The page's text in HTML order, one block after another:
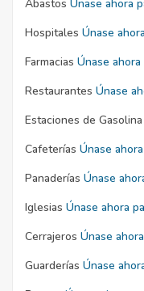
Abastos Únase ahora
Hospitales Únase
Farmacias Únase
Restaurantes Únase
Estaciones de Gasolina
Cafeterías Únase
Panaderías Únase
Iglesias Únase ahora
Cerrajeros Únase
Guarderías Únase